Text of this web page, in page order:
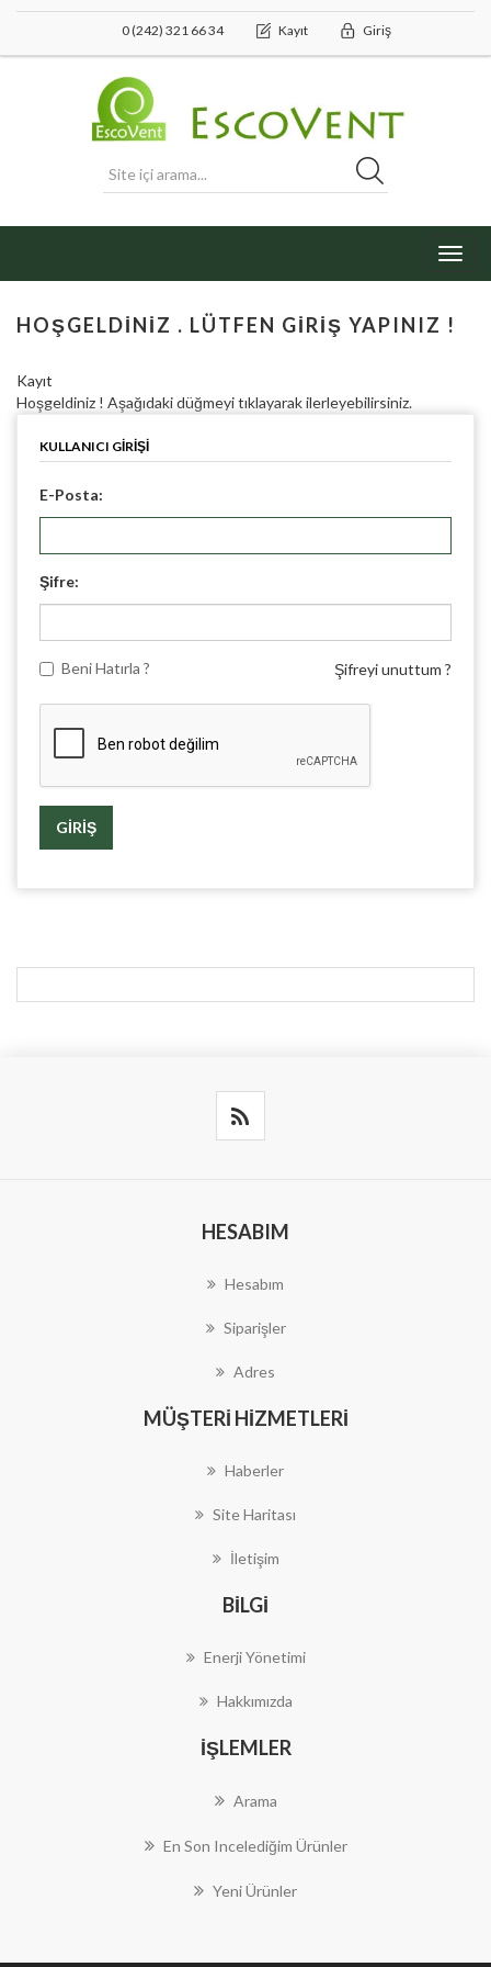
0 (242) 321 66 34 Kayıt Giriş
HOŞGELDINIZ . LÜTFEN GIRIŞ YAPINIZ !
Kayıt
Hoşgeldiniz ! Aşağıdaki düğmeyi tıklayarak ilerleyebilirsiniz.
KULLANICI GIRIŞI
E-Posta:
Şifre:
Beni Hatırla ? Şifreyi unuttum ?
HESABIM
Hesabım
Siparişler
Adres
MÜŞTERI HIZMETLERI
Haberler
Site Haritası
İletişim
BILGI
Enerji Yönetimi
Hakkımızda
İŞLEMLER
Arama
En Son Incelediğim Ürünler
Yeni Ürünler